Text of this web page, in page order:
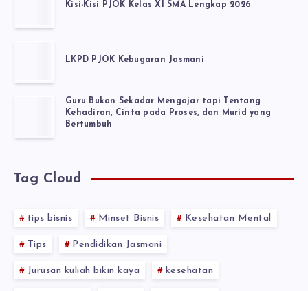
Kisi-Kisi PJOK Kelas XI SMA Lengkap 2026
LKPD PJOK Kebugaran Jasmani
Guru Bukan Sekadar Mengajar tapi Tentang
Kehadiran, Cinta pada Proses, dan Murid yang
Bertumbuh
Tag Cloud
tips bisnis Minset Bisnis Kesehatan Mental
Tips Pendidikan Jasmani
Jurusan kuliah bikin kaya kesehatan